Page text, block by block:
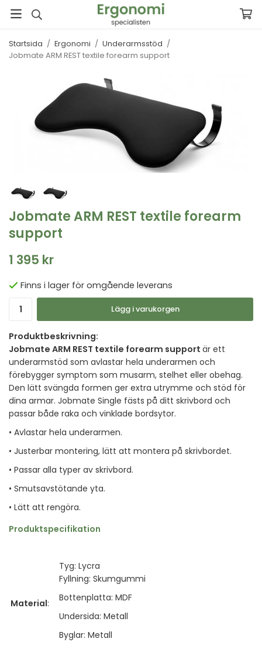
Startsida / Ergonomi / Underarmsstöd /
Jobmate ARM REST textile forearm support
Jobmate ARM REST textile forearm
support
1 395 kr
Finns i lager för omgående leverans
Lägg i varukorgen
Produktbeskrivning:
Jobmate ARM REST textile forearm support är ett
underarmstöd som avlastar hela underarmen och
förebygger symptom som musarm, stelhet eller obehag.
Den lätt svängda formen ger extra utrymme och stöd för
dina armar. Jobmate Single fästs på ditt skrivbord och
passar både raka och vinklade bordsytor.
• Avlastar hela underarmen.
• Justerbar montering, lätt att montera på skrivbordet.
• Passar alla typer av skrivbord.
• Smutsavstötande yta.
• Lätt att rengöra.
Produktspecifikation
Material:
Tyg: Lycra
Fyllning: Skumgummi
Bottenplatta: MDF
Undersida: Metall
Byglar: Metall